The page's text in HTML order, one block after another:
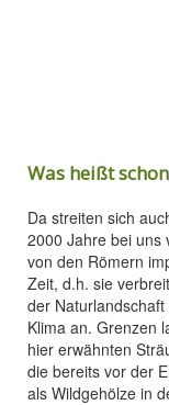
Was heißt
Da streiten sich
2000 Jahre bei uns
von den Römern
Zeit, d.h. sie
der
Klima an. Grenzen
hier erwähnten
die bereits vor der
als Wildgehölze in